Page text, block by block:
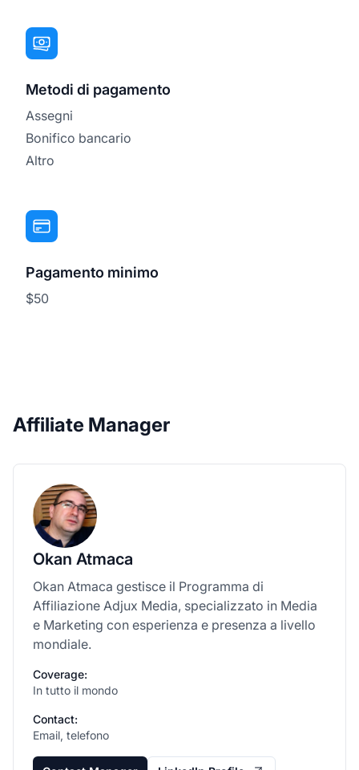
Metodi di pagamento
Assegni
Bonifico bancario
Altro
Pagamento minimo
$50
Affiliate Manager
Okan Atmaca
Okan Atmaca gestisce il Programma di
Affiliazione Adjux Media, specializzato in Media
e Marketing con esperienza e presenza a livello
mondiale.
Coverage:
In tutto il mondo
Contact:
Email, telefono